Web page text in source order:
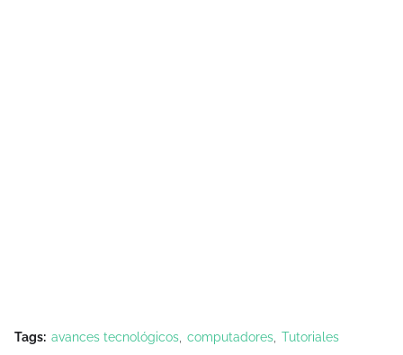
Tags: avances tecnológicos computadores Tutoriales